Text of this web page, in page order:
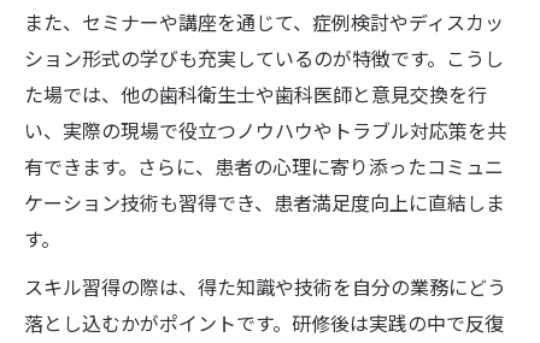
また、セミナーや講座を通じて、症例検討やディスカッ
ション形式の学びも充実しているのが特徴です。こうし
た場では、他の歯科衛生士や歯科医師と意見交換を行
い、実際の現場で役立つノウハウやトラブル対応策を共
有できます。さらに、患者の心理に寄り添ったコミュニ
ケーション技術も習得でき、患者満足度向上に直結しま
す。
スキル習得の際は、得た知識や技術を自分の業務にどう
落とし込むかがポイントです。研修後は実践の中で反復